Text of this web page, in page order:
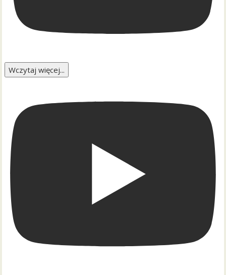
Wczytaj więcej...